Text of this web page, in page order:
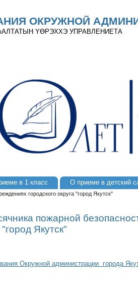
ОКРУЖНОЙ
YӨРЭХХЭ УПРАВЛЕНИЕТА
в 1 класс О приеме в детский
городского округа "город Якутск"
пожарной
Якутск"
Окружной администрации города